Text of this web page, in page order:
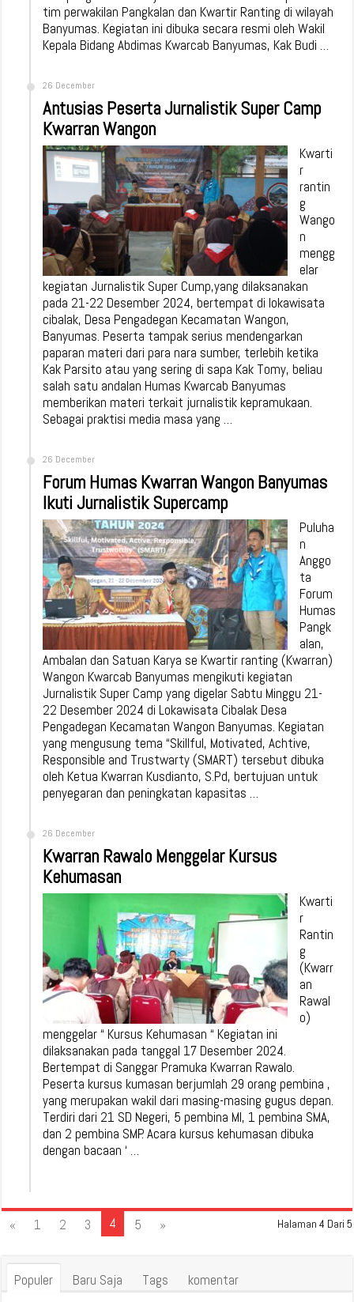
tim perwakilan Pangkalan dan Kwartir Ranting di wilayah
Banyumas. Kegiatan ini dibuka secara resmi oleh Wakil
Kepala Bidang Abdimas Kwarcab Banyumas, Kak Budi …
26 December
Antusias Peserta Jurnalistik Super Camp
Kwarran Wangon
Kwarti
r
rantin
g
Wango
n
mengg
elar
kegiatan Jurnalistik Super Cump,yang dilaksanakan
pada 21-22 Desember 2024, bertempat di lokawisata
cibalak, Desa Pengadegan Kecamatan Wangon,
Banyumas. Peserta tampak serius mendengarkan
paparan materi dari para nara sumber, terlebih ketika
Kak Parsito atau yang sering di sapa Kak Tomy, beliau
salah satu andalan Humas Kwarcab Banyumas
memberikan materi terkait jurnalistik kepramukaan.
Sebagai praktisi media masa yang …
26 December
Forum Humas Kwarran Wangon Banyumas
Ikuti Jurnalistik Supercamp
Puluha
n
Anggo
ta
Forum
Humas
Pangk
alan,
Ambalan dan Satuan Karya se Kwartir ranting (Kwarran)
Wangon Kwarcab Banyumas mengikuti kegiatan
Jurnalistik Super Camp yang digelar Sabtu Minggu 21-
22 Desember 2024 di Lokawisata Cibalak Desa
Pengadegan Kecamatan Wangon Banyumas. Kegiatan
yang mengusung tema “Skillful, Motivated, Achtive,
Responsible and Trustwarty (SMART) tersebut dibuka
oleh Ketua Kwarran Kusdianto, S.Pd, bertujuan untuk
penyegaran dan peningkatan kapasitas …
26 December
Kwarran Rawalo Menggelar Kursus
Kehumasan
Kwarti
r
Rantin
g
(Kwarr
an
Rawal
o)
menggelar “ Kursus Kehumasan “ Kegiatan ini
dilaksanakan pada tanggal 17 Desember 2024.
Bertempat di Sanggar Pramuka Kwarran Rawalo.
Peserta kursus kumasan berjumlah 29 orang pembina ,
yang merupakan wakil dari masing-masing gugus depan.
Terdiri dari 21 SD Negeri, 5 pembina MI, 1 pembina SMA,
dan 2 pembina SMP. Acara kursus kehumasan dibuka
dengan bacaan ‘ …
Halaman 4 Dari 5
« 1 2 3 4 5 »
Populer Baru Saja Tags
komentar